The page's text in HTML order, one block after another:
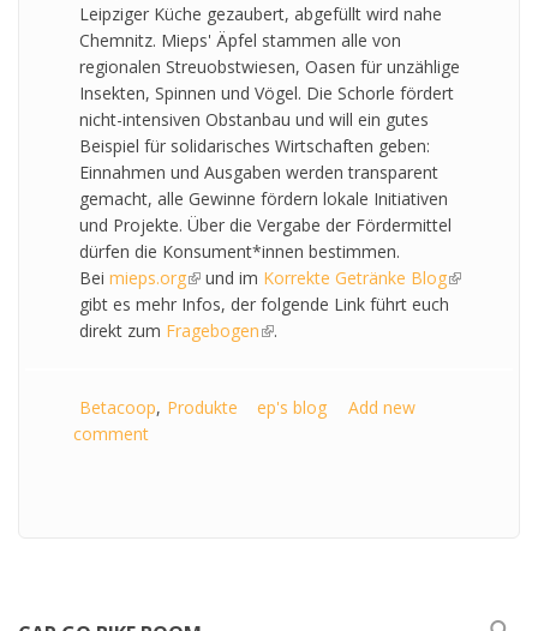
Leipziger Küche gezaubert, abgefüllt wird nahe
Chemnitz. Mieps' Äpfel stammen alle von
regionalen Streuobstwiesen, Oasen für unzählige
Insekten, Spinnen und Vögel. Die Schorle fördert
nicht-intensiven Obstanbau und will ein gutes
Beispiel für solidarisches Wirtschaften geben:
Einnahmen und Ausgaben werden transparent
gemacht, alle Gewinne fördern lokale Initiativen
und Projekte. Über die Vergabe der Fördermittel
dürfen die Konsument*innen bestimmen.
Bei mieps.org(link is external)
und im Korrekte Getränke Blog(link is
external)
gibt es mehr Infos, der folgende Link führt euch
direkt zum Fragebogen(link is external)
.
Betacoop Produkte ep's blog
Add new
comment